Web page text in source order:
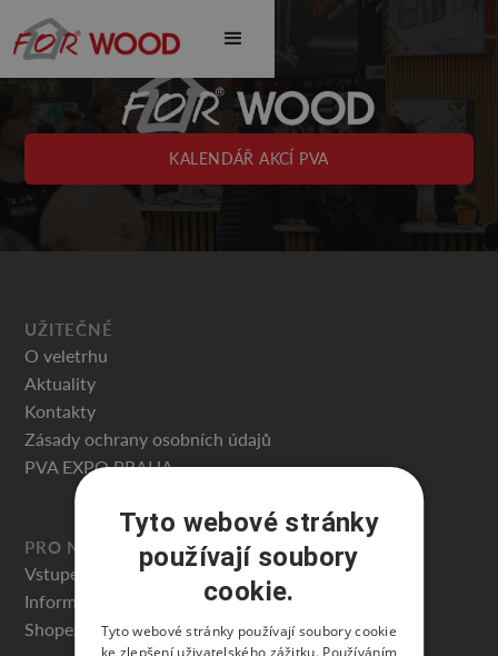
KALENDÁŘ AKCÍ PVA
UŽITEČNÉ
O veletrhu
Aktuality
Kontakty
Zásady ochrany osobních údajů
PVA EXPO PRAHA
PRO NÁVŠTĚVNÍKY
Vstupenky
Informace pro návštěvníky
Shopex.cz
Tyto webové stránky
používají soubory
cookie.
Tyto webové stránky používají soubory cookie
ke zlepšení uživatelského zážitku. Používáním